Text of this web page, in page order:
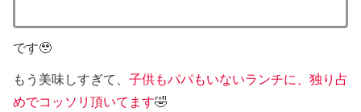
です🥹
もう美味しすぎて、 子供もパパもいないランチに、独り占
めでコッソリ頂いてます🤣